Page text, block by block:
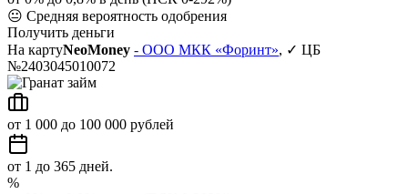
😐 Средняя вероятность одобрения
Получить деньги
На картуNeoMoney - ООО МКК «Форинт», ✓ ЦБ
№2403045010072
от 1 000 до 100 000 рублей
от 1 до 365 дней.
%